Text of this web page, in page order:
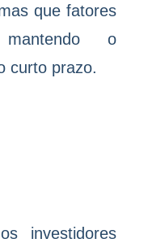
que fatores
o
curto prazo.
investidores